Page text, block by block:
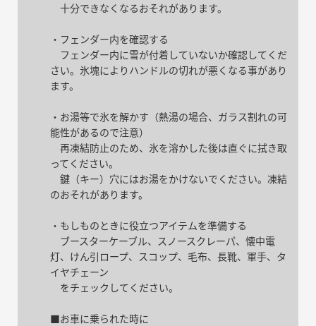
十分できなくなるおそれがあります。
・フェンダー内を確認する
フェンダー内に雪が付着していないか確認してくだ
さい。氷塊によりハンドルの切れが悪くなる事があり
ます。
・お湯等で氷を解かす（熱湯の場合、ガラス割れの可
能性があるので注意）
再凍結防止のため、氷を溶かした後は直ぐに拭き取
ってください。
鍵（キー）穴にはお湯をかけないでください。凍結
のおそれがあります。
・もしものときに役立つアイテムを準備する
ブースターケーブル、スノースクレーパ、懐中電
灯、けん引ロープ、スコップ、毛布、長靴、軍手、タ
イヤチェーン
をチェックしてください。
■お車に乗られた時に